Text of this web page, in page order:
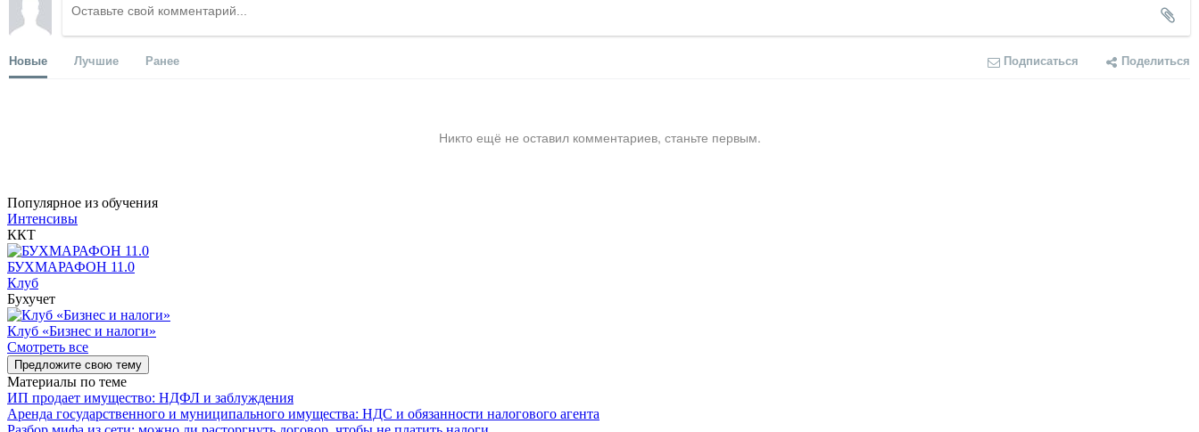
Новые Лучшие Ранее Подписаться Поделиться
Никто ещё не оставил комментариев, станьте первым.
Популярное из обучения
Интенсивы
ККТ
БУХМАРАФОН 11.0
Клуб
Бухучет
Клуб «Бизнес и налоги»
Смотреть все
Предложите свою тему
Материалы по теме
ИП продает имущество: НДФЛ и заблуждения
Аренда государственного и муниципального имущества: НДС и обязанности налогового агента